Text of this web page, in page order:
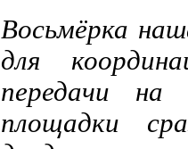
Восьмёрка
для
передачи
площадки